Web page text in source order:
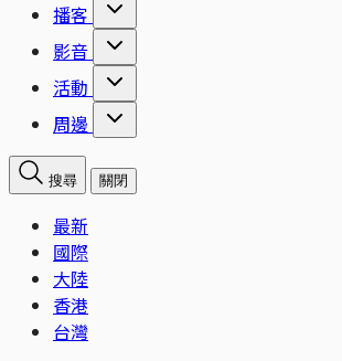
播客
影音
活動
周邊
搜尋 關閉
最新
國際
大陸
香港
台灣